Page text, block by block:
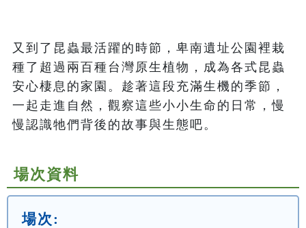
又到了昆蟲最活躍的時節，卑南遺址公園裡栽
種了超過兩百種台灣原生植物，成為各式昆蟲
安心棲息的家園。趁著這段充滿生機的季節，
一起走進自然，觀察這些小小生命的日常，慢
慢認識牠們背後的故事與生態吧。
場次資料
場次: